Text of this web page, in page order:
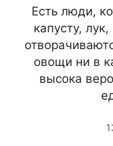
Есть люди,
капусту,
овощи ни в
высока